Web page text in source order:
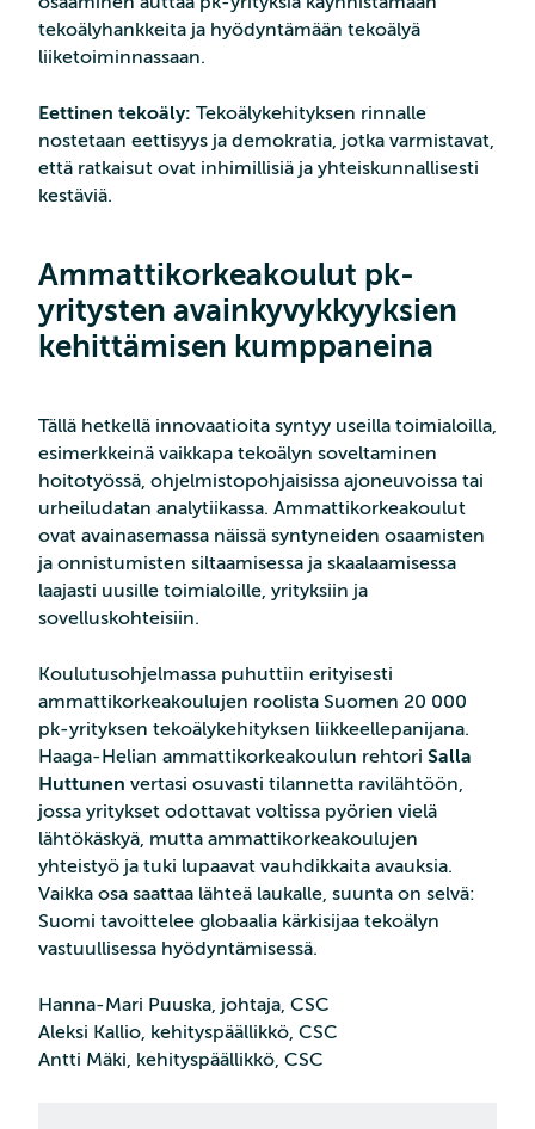
tekoälyhankkeita ja hyödyntämään tekoälyä
liiketoiminnassaan.
Eettinen tekoäly: Tekoälykehityksen rinnalle
nostetaan eettisyys ja demokratia, jotka varmistavat,
että ratkaisut ovat inhimillisiä ja yhteiskunnallisesti
kestäviä.
Ammattikorkeakoulut pk-
yritysten avainkyvykkyyksien
kehittämisen kumppaneina
Tällä hetkellä innovaatioita syntyy useilla toimialoilla,
esimerkkeinä vaikkapa tekoälyn soveltaminen
hoitotyössä, ohjelmistopohjaisissa ajoneuvoissa tai
urheiludatan analytiikassa. Ammattikorkeakoulut
ovat avainasemassa näissä syntyneiden osaamisten
ja onnistumisten siltaamisessa ja skaalaamisessa
laajasti uusille toimialoille, yrityksiin ja
sovelluskohteisiin.
Koulutusohjelmassa puhuttiin erityisesti
ammattikorkeakoulujen roolista Suomen 20 000
pk-yrityksen tekoälykehityksen liikkeellepanijana.
Haaga-Helian ammattikorkeakoulun rehtori Salla
Huttunen vertasi osuvasti tilannetta ravilähtöön,
jossa yritykset odottavat voltissa pyörien vielä
lähtökäskyä, mutta ammattikorkeakoulujen
yhteistyö ja tuki lupaavat vauhdikkaita avauksia.
Vaikka osa saattaa lähteä laukalle, suunta on selvä:
Suomi tavoittelee globaalia kärkisijaa tekoälyn
vastuullisessa hyödyntämisessä.
Hanna-Mari Puuska, johtaja, CSC
Aleksi Kallio, kehityspäällikkö, CSC
Antti Mäki, kehityspäällikkö, CSC